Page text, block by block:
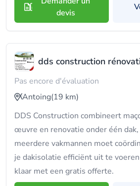
devis
dds construction
Pas encore d'évaluation
Antoing(19 km)
DDS Construction combineert
œuvre en renovatie onder één
meerdere vakmannen moet
je dakisolatie efficiënt uit te
klaar met een gratis offerte.